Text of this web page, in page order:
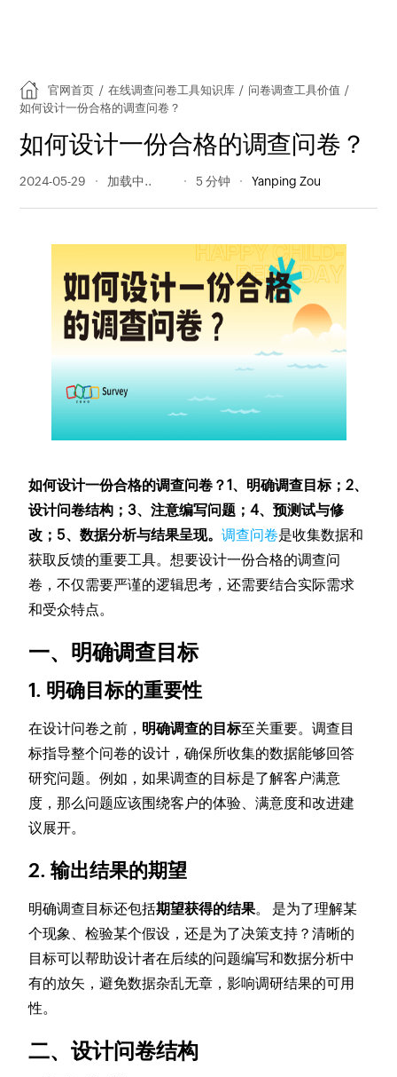
官网首页 / 在线调查问卷工具知识库 / 问卷调查工具价值 /
如何设计一份合格的调查问卷？
如何设计一份合格的调查问卷？
2024-05-29 1498 阅读量 5 分钟 Yanping Zou
如何设计一份合格的调查问卷？1、明确调查目标；2、
设计问卷结构；3、注意编写问题；4、预测试与修
改；5、数据分析与结果呈现。调查问卷是收集数据和
获取反馈的重要工具。想要设计一份合格的调查问
卷，不仅需要严谨的逻辑思考，还需要结合实际需求
和受众特点。
一、明确调查目标
1. 明确目标的重要性
在设计问卷之前， 明确调查的目标至关重要。调查目
标指导整个问卷的设计，确保所收集的数据能够回答
研究问题。例如，如果调查的目标是了解客户满意
度，那么问题应该围绕客户的体验、满意度和改进建
议展开。
2. 输出结果的期望
明确调查目标还包括期望获得的结果。 是为了理解某
个现象、检验某个假设，还是为了决策支持？清晰的
目标可以帮助设计者在后续的问题编写和数据分析中
有的放矢，避免数据杂乱无章，影响调研结果的可用
性。
二、设计问卷结构